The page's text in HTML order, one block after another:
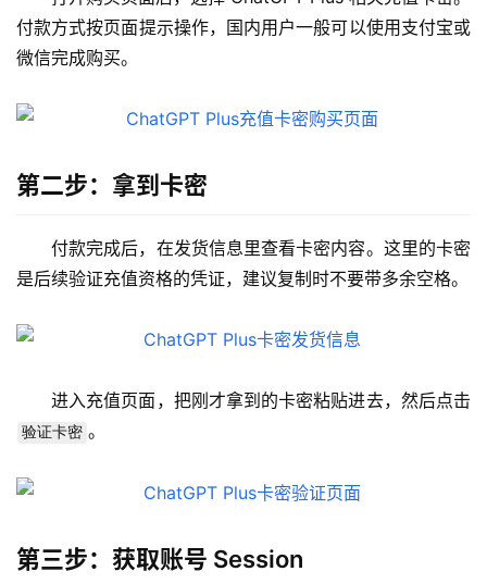
付款方式按页面提示操作，国内用户一般可以使用支付宝或
微信完成购买。
第二步：拿到卡密
付款完成后，在发货信息里查看卡密内容。这里的卡密
是后续验证充值资格的凭证，建议复制时不要带多余空格。
进入充值页面，把刚才拿到的卡密粘贴进去，然后点击
验证卡密 。
第三步：获取账号 Session